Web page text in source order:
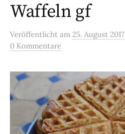
Waffeln gf
Veröffentlicht am 25. August 2017
0 Kommentare